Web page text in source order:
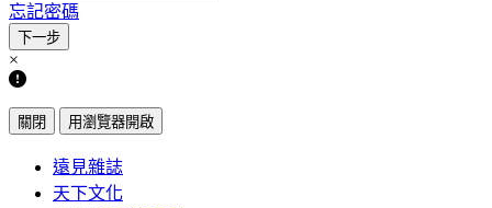
忘記密碼
×
關閉 用瀏覽器開啟
遠見雜誌
天下文化